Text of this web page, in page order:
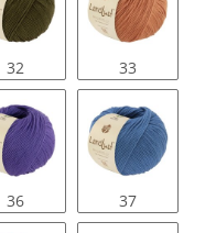
32 33
36 37